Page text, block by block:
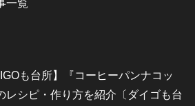
一覧
も台所】『コーヒーパンナコッ
レシピ・作り方を紹介〔ダイゴも台